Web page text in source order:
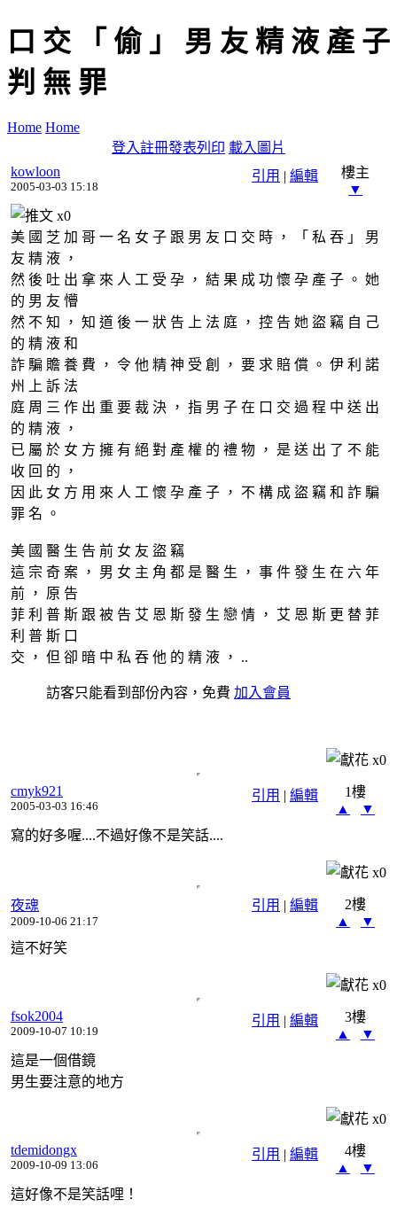
口 交 「 偷 」 男 友 精 液 產 子
判 無 罪
Home Home
登入註冊發表列印 載入圖片
引用 | 編輯
kowloon
2005-03-03 15:18
樓主
▼
x0
美 國 芝 加 哥 一 名 女 子 跟 男 友 口 交 時 ， 「 私 吞 」 男
友 精 液 ，
然 後 吐 出 拿 來 人 工 受 孕 ， 結 果 成 功 懷 孕 產 子 。 她
的 男 友 懵
然 不 知 ， 知 道 後 一 狀 告 上 法 庭 ， 控 告 她 盜 竊 自 己
的 精 液 和
詐 騙 贍 養 費 ， 令 他 精 神 受 創 ， 要 求 賠 償 。 伊 利 諾
州 上 訴 法
庭 周 三 作 出 重 要 裁 決 ， 指 男 子 在 口 交 過 程 中 送 出
的 精 液 ，
已 屬 於 女 方 擁 有 絕 對 產 權 的 禮 物 ， 是 送 出 了 不 能
收 回 的 ，
因 此 女 方 用 來 人 工 懷 孕 產 子 ， 不 構 成 盜 竊 和 詐 騙
罪 名 。
美 國 醫 生 告 前 女 友 盜 竊
這 宗 奇 案 ， 男 女 主 角 都 是 醫 生 ， 事 件 發 生 在 六 年
前 ， 原 告
菲 利 普 斯 跟 被 告 艾 恩 斯 發 生 戀 情 ， 艾 恩 斯 更 替 菲
利 普 斯 口
交 ， 但 卻 暗 中 私 吞 他 的 精 液 ， ..
訪客只能看到部份內容，免費 加入會員
x0
引用 | 編輯
cmyk921
2005-03-03 16:46
1樓
▲
▼
寫的好多喔....不過好像不是笑話....
x0
引用 | 編輯
夜魂
2009-10-06 21:17
2樓
▲
▼
這不好笑
x0
引用 | 編輯
fsok2004
2009-10-07 10:19
3樓
▲
▼
這是一個借鏡
男生要注意的地方
x0
引用 | 編輯
tdemidongx
2009-10-09 13:06
4樓
▲
▼
這好像不是笑話哩！